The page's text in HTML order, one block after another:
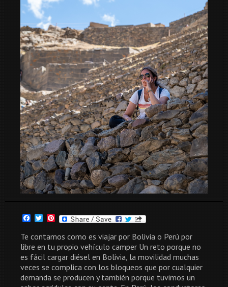
Facebook
TwitterPinterest
Te contamos como es viajar por Bolivia o Perú por
libre en tu propio vehículo camper Un reto porque no
es fácil cargar diésel en Bolivia, la movilidad muchas
veces se complica con los bloqueos que por cualquier
demanda se producen y también porque tuvimos un